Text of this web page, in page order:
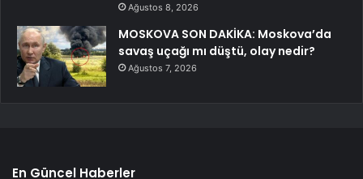
Ağustos 8, 2026
MOSKOVA SON DAKİKA: Moskova’da
savaş uçağı mı düştü, olay nedir?
Ağustos 7, 2026
En Güncel Haberler